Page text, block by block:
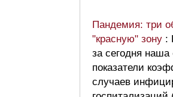
Пандемия: три
"красную" зону :
за сегодня наша
показатели
случаев